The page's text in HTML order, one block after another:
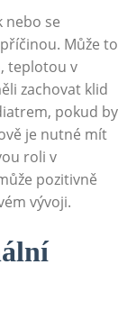
nebo se
Může to
teplotou v
zachovat klid
pokud by
je nutné mít
roli v
pozitivně
vývoji.